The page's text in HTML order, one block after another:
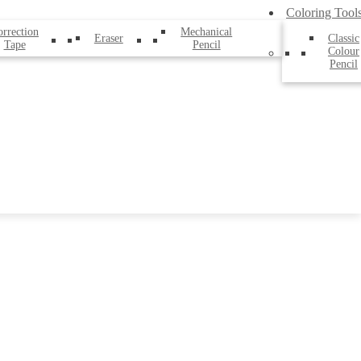
Tape
Eraser
Mechanical
Pencil
Coloring
Classic
Colour
Pencil